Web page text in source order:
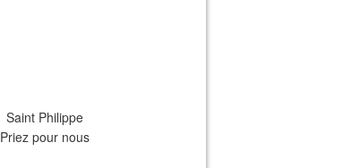
Saint Philippe
Priez pour nous